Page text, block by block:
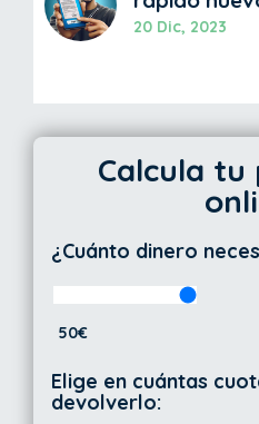
20 Dic, 2023
Calcula
¿Cuánto dinero
50€
Elige en cuántas
devolverlo: